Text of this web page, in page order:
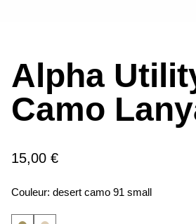
Alpha
Camo
15,00 €
Couleur: desert camo 91 small